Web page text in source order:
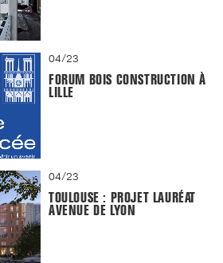
04/23
FORUM BOIS CONSTRUCTION À
LILLE
04/23
TOULOUSE : PROJET LAURÉAT
AVENUE DE LYON